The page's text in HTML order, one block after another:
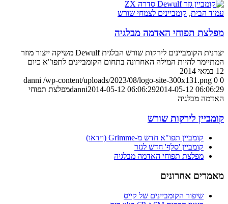
עמוד הבית, קומביינים לצמחי שורש
מפלצת תפוחי האדמה מבלגיה
יצרנית הקומביינים לירקות שורש הבלגית Dewulf משיקה ייצור מוזר
המתיימר להיות המילה האחרונה בתחום הקומביינים לתפו"א כיום
12 במאי 2014
0
0
danni /wp-content/uploads/2023/08/logo-site-300x131.png
danni2014-05-12 06:06:292014-05-12 06:06:29
מפלצת תפוחי
האדמה מבלגיה
קומביין לירקות שורש
קומביין תפו"א חדש מ-Grimme (וידאו)
קומביין 'סלף' חדש לגזר
מפלצת תפוחי האדמה מבלגיה
מאמרים אחרונים
שיפור הקומביינים של קייס